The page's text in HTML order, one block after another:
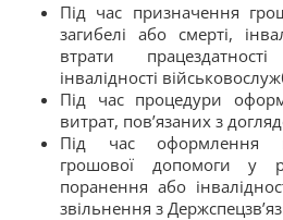
Під час призначення
загибелі або смерті,
втрати
інвалідності
Під час процедури
витрат, пов’язаних з
Під час оформлення
грошової допомоги у
поранення або
звільнення з